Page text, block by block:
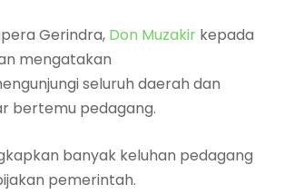
Gerindra, Don Muzakir kepada
mengatakan
seluruh daerah dan
bertemu pedagang.
banyak keluhan pedagang
pemerintah.